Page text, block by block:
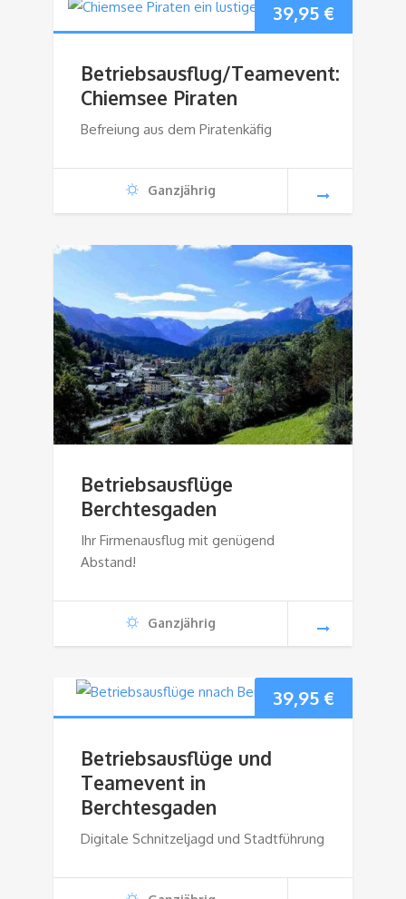
39,95 €
Betriebsausflug/Teamevent:
Chiemsee Piraten
Befreiung aus dem Piratenkäfig
Ganzjährig
Betriebsausflüge
Berchtesgaden
Ihr Firmenausflug mit genügend
Abstand!
Ganzjährig
39,95 €
Betriebsausflüge und
Teamevent in
Berchtesgaden
Digitale Schnitzeljagd und Stadtführung